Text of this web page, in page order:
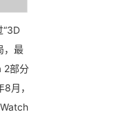
“3D
，最
2部分
8月，